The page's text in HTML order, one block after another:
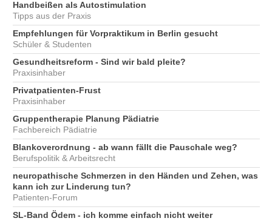
Handbeißen als Autostimulation
Tipps aus der Praxis
Empfehlungen für Vorpraktikum in Berlin gesucht
Schüler & Studenten
Gesundheitsreform - Sind wir bald pleite?
Praxisinhaber
Privatpatienten-Frust
Praxisinhaber
Gruppentherapie Planung Pädiatrie
Fachbereich Pädiatrie
Blankoverordnung - ab wann fällt die Pauschale weg?
Berufspolitik & Arbeitsrecht
neuropathische Schmerzen in den Händen und Zehen, was
kann ich zur Linderung tun?
Patienten-Forum
SL-Band Ödem - ich komme einfach nicht weiter